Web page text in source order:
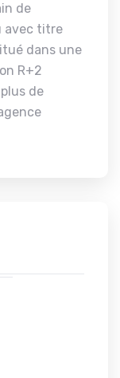
de
avec titre
dans une
R+2
de